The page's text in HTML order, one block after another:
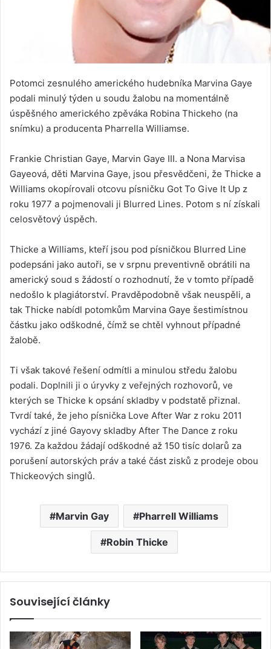
Potomci zesnulého amerického hudebníka Marvina Gaye
podali minulý týden u soudu žalobu na momentálně
úspěšného amerického zpěváka Robina Thickeho (na
snímku) a producenta Pharrella Williamse.
Frankie Christian Gaye, Marvin Gaye III. a Nona Marvisa
Gayeová, děti Marvina Gaye, jsou přesvědčeni, že Thicke a
Williams okopírovali otcovu písničku Got To Give It Up z
roku 1977 a pojmenovali ji Blurred Lines. Potom s ní získali
celosvětový úspěch.
Thicke a Williams, kteří jsou pod písničkou Blurred Line
podepsáni jako autoři, se v srpnu preventivně obrátili na
americký soud s žádostí o rozhodnutí, že v tomto případě
nedošlo k plagiátorství. Pravděpodobně však neuspěli, a
tak Thicke nabídl potomkům Marvina Gaye šestimístnou
částku jako odškodné, čímž se chtěl vyhnout případné
žalobě.
Ti však takové řešení odmítli a minulou středu žalobu
podali. Doplnili ji o úryvky z veřejných rozhovorů, ve
kterých se Thicke k opsání skladby v podstatě přiznal.
Tvrdí také, že jeho písnička Love After War z roku 2011
vychází z jiné Gayovy skladby After The Dance z roku
1976. Za každou žádají odškodné až 150 tisíc dolarů za
porušení autorských práv a také část zisků z prodeje obou
Thickeových singlů.
Marvin Gay Pharrell Williams
Robin Thicke
Související články